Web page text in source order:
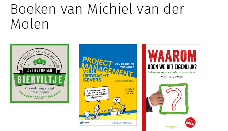
Boeken van Michiel van der
Molen